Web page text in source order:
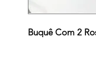
Buquê Com 2